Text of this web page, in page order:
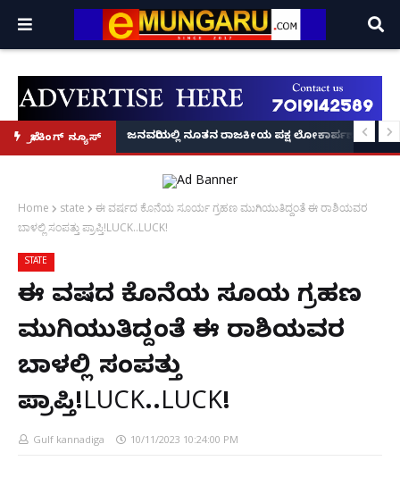
ಬ್ರೇಕಿಂಗ್ ನ್ಯೂಸ್
ಕಥೆ!
8 ಅಡಿಗೂ ಹೆಚ್ಚು ಉದ್ದದ ಕೂದಲು ಬೆಳೆಸಿ ಗಿನ್ನಿಸ್ ವಿಶ್ವ ದಾಖಲೆ ಬರೆದ ಭಾರತದ ರೇಣು
ಜನವರಿಯಲ್ಲಿ ನೂತನ ರಾಜಕೀಯ ಪಕ್ಷ ಲೋಕಾರ್ಪಣೆ – ನಟ
Home state
ಈ ವರ್ಷದ ಕೊನೆಯ ಸೂರ್ಯ ಗ್ರಹಣ ಮುಗಿಯುತಿದ್ದಂತೆ ಈ ರಾಶಿಯವರ
ಬಾಳಲ್ಲಿ ಸಂಪತ್ತು ಪ್ರಾಪ್ತಿ!LUCK..LUCK!
STATE
ಈ ವರ್ಷದ ಕೊನೆಯ ಸೂರ್ಯ ಗ್ರಹಣ
ಮುಗಿಯುತಿದ್ದಂತೆ ಈ ರಾಶಿಯವರ
ಬಾಳಲ್ಲಿ ಸಂಪತ್ತು
ಪ್ರಾಪ್ತಿ!LUCK..LUCK!
Gulf kannadiga 10/11/2023 10:24:00 PM